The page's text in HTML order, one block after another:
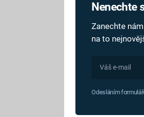
Nenechte
Zanechte
na to
Odesláním